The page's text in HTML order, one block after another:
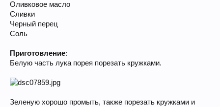
Оливковое масло
Сливки
Черный перец
Соль
Приготовление:
Белую часть лука порея порезать кружками.
Зеленую хорошо промыть, также порезать кружками и